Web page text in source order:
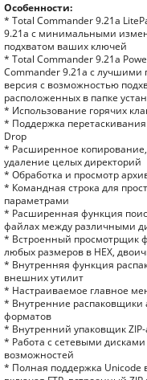
Особенности:
* Total Commander 9.21a
9.21a с минимальными
подхватом ваших ключей
* Total Commander 9.21a
Commander 9.21a с лучшими
версия с возможностью
расположенных в папке
* Использование горячих
* Поддержка
Drop
* Расширенное
удаление целых директорий
* Обработка и просмотр
* Командная строка для
параметрами
* Расширенная функция
файлах между различными
* Встроенный просмотрщик
любых размеров в HEX,
* Внутренняя функция
внешних утилит
* Настраиваемое главное
* Внутренние распаковщики
форматов
* Внутренний упаковщик
* Работа с сетевыми
возможностей
* Полная поддержка Unicode